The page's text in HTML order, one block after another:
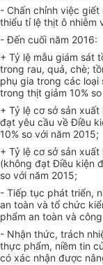
- Chấn chỉnh việc
thiểu tỉ lệ thịt ô nhiễm
- Đến cuối năm 2016:
+ Tỷ lệ mẫu giám sát
trong rau, quả, chè;
phụ gia trong các loại
trong thịt giảm 10%
+ Tỷ lệ cơ sở sản
đạt yêu cầu về Điều
10% so với năm 2015;
+ Tỷ lệ cơ sở sản
(không đạt Điều kiện
so với năm 2015;
- Tiếp tục phát triển,
an toàn và tổ chức
phẩm an toàn và
- Nhận thức, trách
thực phẩm, niềm tin
có xác nhận được